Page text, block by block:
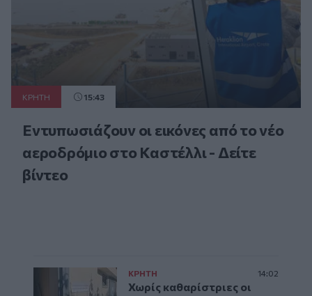
ΚΡΗΤΗ 15:43
Εντυπωσιάζουν οι εικόνες από το νέο
αεροδρόμιο στο Καστέλλι - Δείτε
βίντεο
ΚΡΗΤΗ 14:02
Χωρίς καθαρίστριες οι